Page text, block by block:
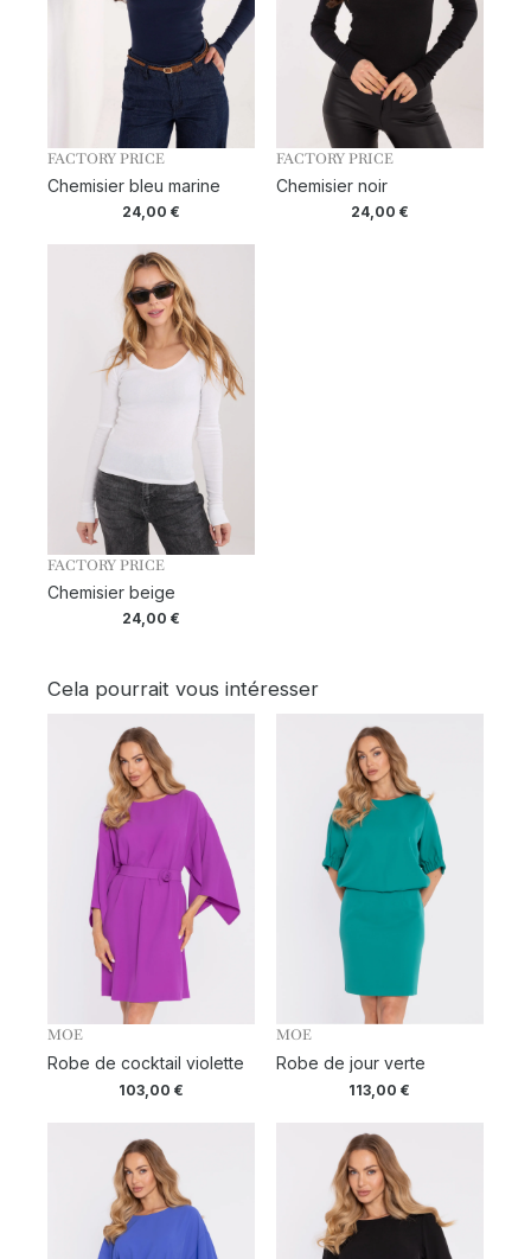
FACTORY PRICE
Chemisier bleu marine
24,00€
FACTORY PRICE
Chemisier noir
24,00 €
FACTORY PRICE
Chemisier beige
24,00€
Cela pourrait vous intéresser
MOE
Robe de cocktail violette
103,00€
MOE
Robe de jour verte
113,00€